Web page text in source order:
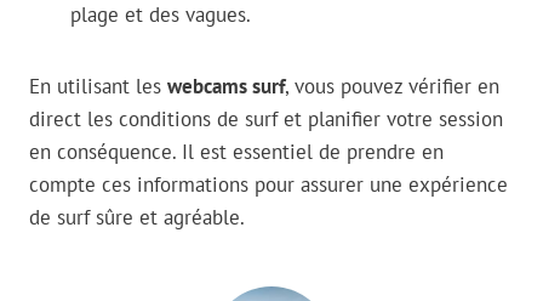
plage et des vagues.
En utilisant les webcams surf, vous pouvez vérifier en
direct les conditions de surf et planifier votre session
en conséquence. Il est essentiel de prendre en
compte ces informations pour assurer une expérience
de surf sûre et agréable.